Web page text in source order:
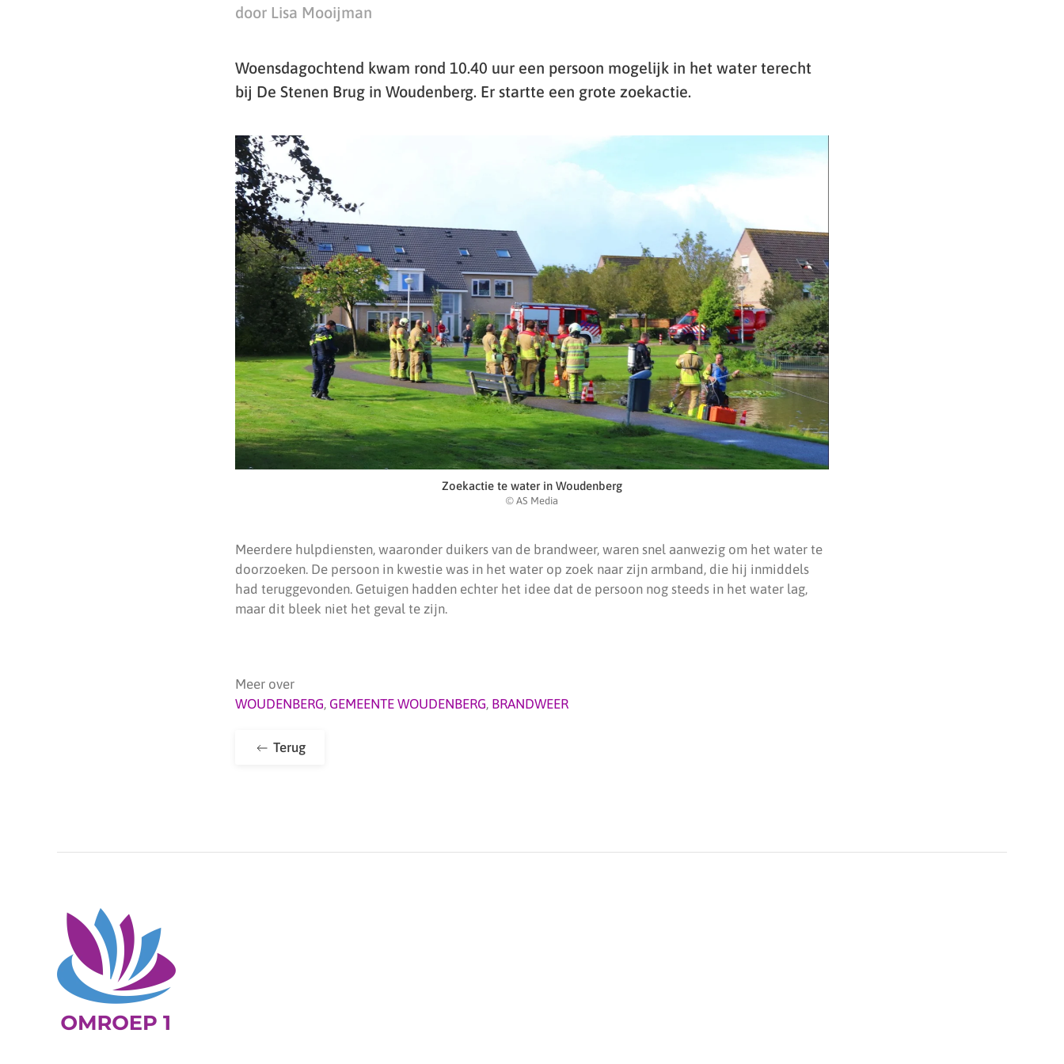
door Lisa Mooijman
Woensdagochtend kwam rond 10.40 uur een persoon mogelijk in het water terecht
bij De Stenen Brug in Woudenberg. Er startte een grote zoekactie.
Zoekactie te water in Woudenberg
© AS Media
Meerdere hulpdiensten, waaronder duikers van de brandweer, waren snel aanwezig om het water te
doorzoeken. De persoon in kwestie was in het water op zoek naar zijn armband, die hij inmiddels
had teruggevonden. Getuigen hadden echter het idee dat de persoon nog steeds in het water lag,
maar dit bleek niet het geval te zijn.
Meer over
WOUDENBERG, GEMEENTE WOUDENBERG, BRANDWEER
Terug